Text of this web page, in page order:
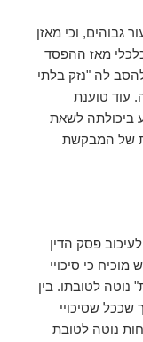
גבוהים, וכי מאזן
מאז ההפסד
לה "נזק בלתי
עוד טוענת
ביכולתה לשאת
של המבקשת
פסק הדין
כי סיכויי
נוטה לטובתו. בין
שסיכויי
נוטה לטובת